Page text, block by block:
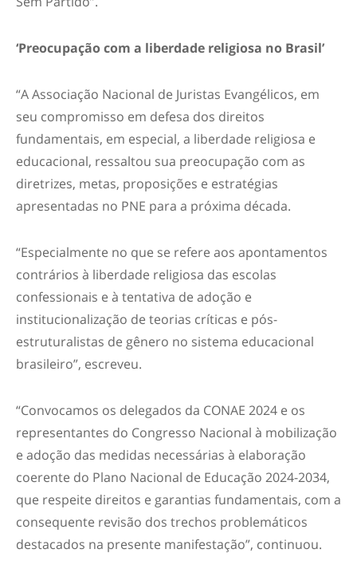
‘Preocupação com a liberdade religiosa no Brasil’
“A Associação Nacional de Juristas Evangélicos, em
seu compromisso em defesa dos direitos
fundamentais, em especial, a liberdade religiosa e
educacional, ressaltou sua preocupação com as
diretrizes, metas, proposições e estratégias
apresentadas no PNE para a próxima década.
“Especialmente no que se refere aos apontamentos
contrários à liberdade religiosa das escolas
confessionais e à tentativa de adoção e
institucionalização de teorias críticas e pós-
estruturalistas de gênero no sistema educacional
brasileiro”, escreveu.
“Convocamos os delegados da CONAE 2024 e os
representantes do Congresso Nacional à mobilização
e adoção das medidas necessárias à elaboração
coerente do Plano Nacional de Educação 2024-2034,
que respeite direitos e garantias fundamentais, com a
consequente revisão dos trechos problemáticos
destacados na presente manifestação”, continuou.